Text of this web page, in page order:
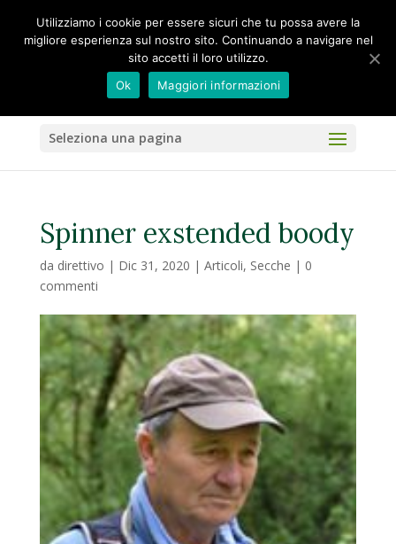
Seleziona una pagina
Spinner exstended boody
da direttivo | Dic 31, 2020 | Articoli, Secche | 0
commenti
Utilizziamo i cookie per essere sicuri che tu possa avere la
migliore esperienza sul nostro sito. Continuando a navigare nel
sito accetti il loro utilizzo.
Ok
Maggiori informazioni